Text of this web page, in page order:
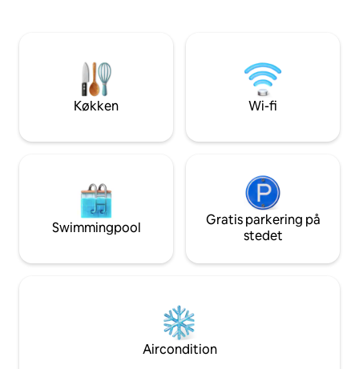
mikrobølgeovn, et spisebord og smart-
tv. INGEN KOGEPLADE. Udenfor er der
et overdækket opholdsområde med
privat spabad og gardiner, der giver
hinanden igen
Køkken Wi-fi
Swimmingpool
Gratis parkering på
stedet
Aircondition